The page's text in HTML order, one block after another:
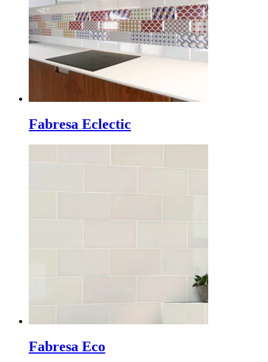
Fabresa Eclectic
Fabresa Eco